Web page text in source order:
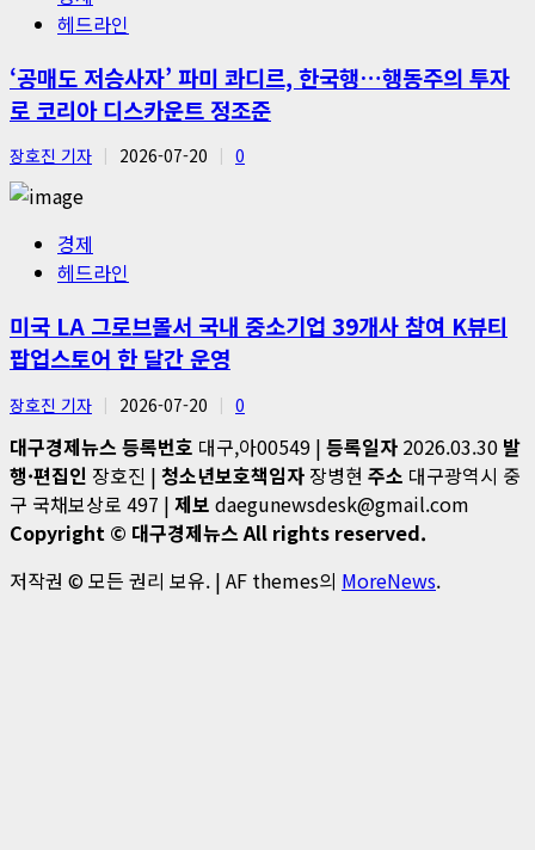
헤드라인
‘공매도 저승사자’ 파미 콰디르, 한국행…행동주의 투자
로 코리아 디스카운트 정조준
장호진 기자 2026-07-20 0
경제
헤드라인
미국 LA 그로브몰서 국내 중소기업 39개사 참여 K뷰티
팝업스토어 한 달간 운영
장호진 기자 2026-07-20 0
대구경제뉴스 등록번호 대구,아00549 | 등록일자 2026.03.30 발
행·편집인 장호진 | 청소년보호책임자 장병현 주소 대구광역시 중
구 국채보상로 497 | 제보 daegunewsdesk@gmail.com
Copyright © 대구경제뉴스 All rights reserved.
저작권 © 모든 권리 보유. | AF themes의 MoreNews.